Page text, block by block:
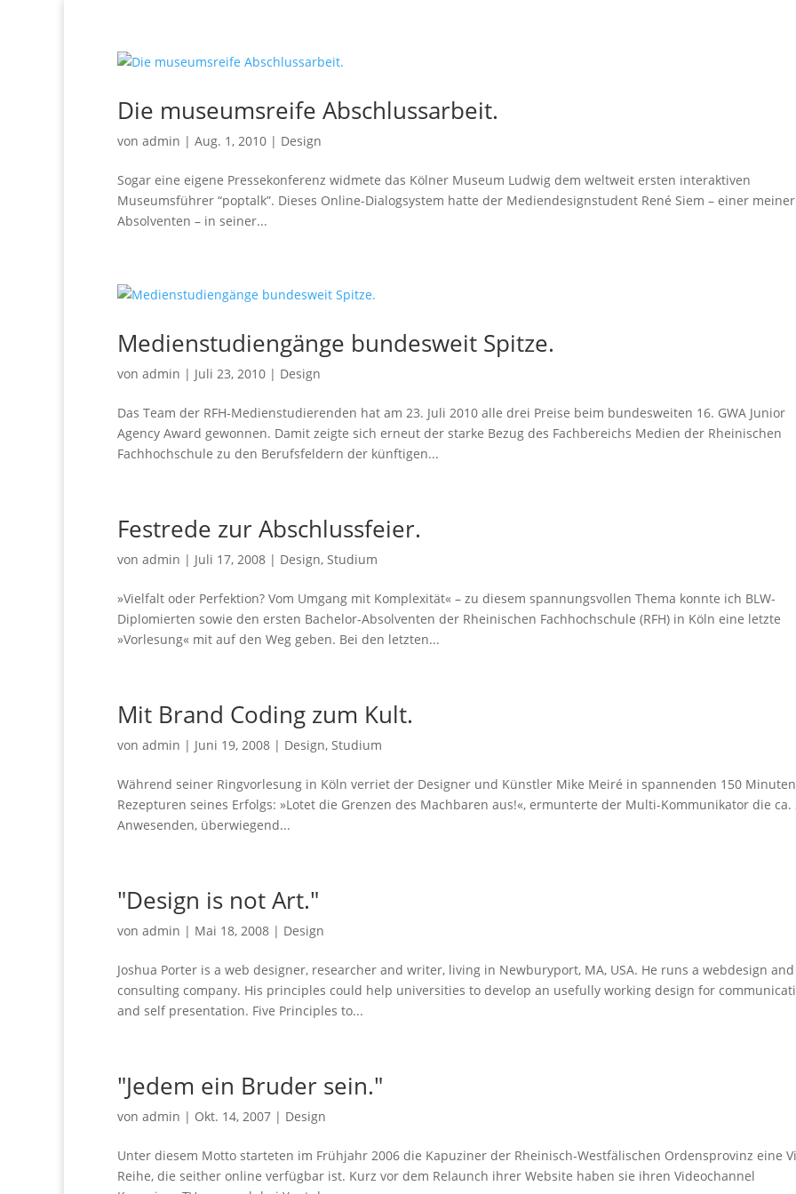
Die museumsreife Abschlussarbeit.
von admin | Aug. 1, 2010 | Design
Sogar eine eigene Pressekonferenz widmete das Kölner Museum Ludwig dem weltweit ersten interaktiven
Museumsführer “poptalk”. Dieses Online-Dialogsystem hatte der Mediendesignstudent René Siem – einer meiner
Absolventen – in seiner...
Medienstudiengänge bundesweit Spitze.
von admin | Juli 23, 2010 | Design
Das Team der RFH-Medienstudierenden hat am 23. Juli 2010 alle drei Preise beim bundesweiten 16. GWA Junior
Agency Award gewonnen. Damit zeigte sich erneut der starke Bezug des Fachbereichs Medien der Rheinischen
Fachhochschule zu den Berufsfeldern der künftigen...
Festrede zur Abschlussfeier.
von admin | Juli 17, 2008 | Design, Studium
»Vielfalt oder Perfektion? Vom Umgang mit Komplexität« – zu diesem spannungsvollen Thema konnte ich BLW-
Diplomierten sowie den ersten Bachelor-Absolventen der Rheinischen Fachhochschule (RFH) in Köln eine letzte
»Vorlesung« mit auf den Weg geben. Bei den letzten...
Mit Brand Coding zum Kult.
von admin | Juni 19, 2008 | Design, Studium
Während seiner Ringvorlesung in Köln verriet der Designer und Künstler Mike Meiré in spannenden 150
Rezepturen seines Erfolgs: »Lotet die Grenzen des Machbaren aus!«, ermunterte der Multi-Kommunikator die ca.
Anwesenden, überwiegend...
"Design is not Art."
von admin | Mai 18, 2008 | Design
Joshua Porter is a web designer, researcher and writer, living in Newburyport, MA, USA. He runs a webdesign and
consulting company. His principles could help universities to develop an usefully working design for
and self presentation. Five Principles to...
"Jedem ein Bruder sein."
von admin | Okt. 14, 2007 | Design
Unter diesem Motto starteten im Frühjahr 2006 die Kapuziner der Rheinisch-Westfälischen Ordensprovinz eine
Reihe, die seither online verfügbar ist. Kurz vor dem Relaunch ihrer Website haben sie ihren Videochannel